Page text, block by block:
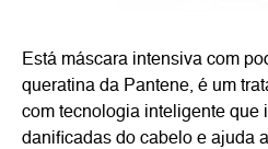
Está máscara intensiva com
queratina da Pantene, é um
com tecnologia inteligente que
danificadas do cabelo e ajuda